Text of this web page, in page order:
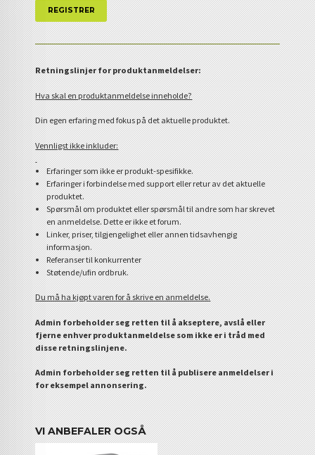
Retningslinjer for produktanmeldelser:
Hva skal en produktanmeldelse inneholde?
Din egen erfaring med fokus på det aktuelle produktet.
Vennligst ikke inkluder:
Erfaringer som ikke er produkt-spesifikke.
Erfaringer i forbindelse med support eller retur av det aktuelle
produktet.
Spørsmål om produktet eller spørsmål til andre som har skrevet
en anmeldelse. Dette er ikke et forum.
Linker, priser, tilgjengelighet eller annen tidsavhengig
informasjon.
Referanser til konkurrenter
Støtende/ufin ordbruk.
Du må ha kjøpt varen for å skrive en anmeldelse.
Admin forbeholder seg retten til å akseptere, avslå eller
fjerne enhver produktanmeldelse som ikke er i tråd med
disse retningslinjene.
Admin forbeholder seg retten til å publisere anmeldelser i
for eksempel annonsering.
VI ANBEFALER OGSÅ